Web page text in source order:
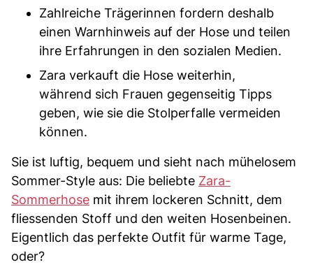
Zahlreiche Trägerinnen fordern deshalb
einen Warnhinweis auf der Hose und teilen
ihre Erfahrungen in den sozialen Medien.
Zara verkauft die Hose weiterhin,
während sich Frauen gegenseitig Tipps
geben, wie sie die Stolperfalle vermeiden
können.
Sie ist luftig, bequem und sieht nach mühelosem
Sommer-Style aus: Die beliebte Zara-
Sommerhose mit ihrem lockeren Schnitt, dem
fliessenden Stoff und den weiten Hosenbeinen.
Eigentlich das perfekte Outfit für warme Tage,
oder?